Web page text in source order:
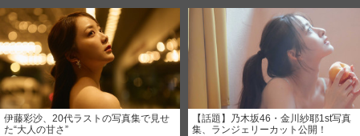
伊藤彩沙、20代ラストの写真集で見せ
た“大人の甘さ”
【話題】乃木坂46・金川紗耶1st写真
集、ランジェリーカット公開！